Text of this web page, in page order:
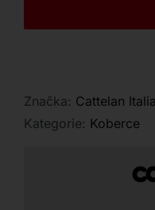
Značka: Cattelan Italia
Kategorie: Koberce